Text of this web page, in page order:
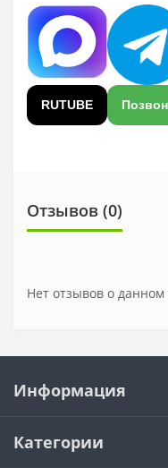
RUTUBE
Отзывов (0)
Нет отзывов о данном
Информация
Категории